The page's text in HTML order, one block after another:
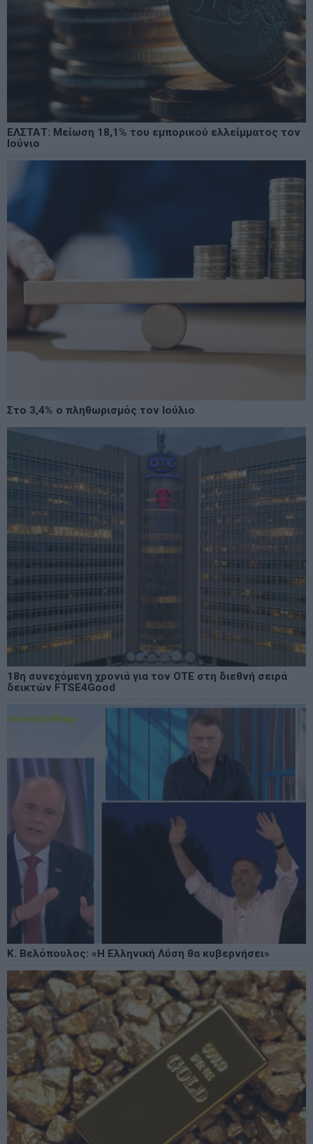
ΕΛΣΤΑΤ: Μείωση 18,1% του εμπορικού ελλείμματος τον
Ιούνιο
Στο 3,4% ο πληθωρισμός τον Ιούλιο
18η συνεχόμενη χρονιά για τον ΟΤΕ στη διεθνή σειρά
δεικτών FTSE4Good
Κ. Βελόπουλος: «Η Ελληνική Λύση θα κυβερνήσει»